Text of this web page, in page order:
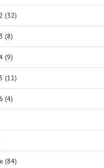
(32)
(8)
(9)
(11)
(4)
(84)